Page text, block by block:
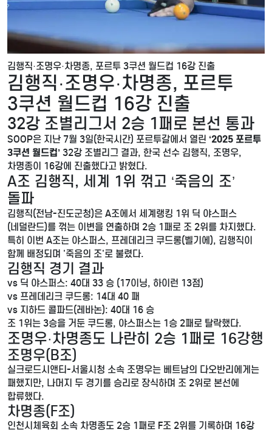
김행직·조명우·차명종, 포르투 3쿠션 월드컵 16강 진출
김행직·조명우·차명종, 포르투
3쿠션 월드컵 16강 진출
32강 조별리그서 2승 1패로 본선 통과
SOOP은 지난 7월 3일(한국시간) 포르투갈에서 열린 ‘2025 포르투
3쿠션 월드컵’ 32강 조별리그 결과, 한국 선수 김행직, 조명우,
차명종이 16강에 진출했다고 밝혔다.
A조 김행직, 세계 1위 꺾고 ‘죽음의 조’
돌파
김행직(전남-진도군청)은 A조에서 세계랭킹 1위 딕 야스퍼스
(네덜란드)를 꺾는 이변을 연출하며 2승 1패로 조 2위를 차지했다.
특히 이번 A조는 야스퍼스, 프레데리크 쿠드롱(벨기에), 김행직이
함께 배정되며 '죽음의 조'로 불렸다.
김행직 경기 결과
vs 딕 야스퍼스: 40대 33 승 (17이닝, 하이런 13점)
vs 프레데리크 쿠드롱: 14대 40 패
vs 지하드 콜파드(레바논): 40대 16 승
조 1위는 3승을 거둔 쿠드롱, 야스퍼스는 1승 2패로 탈락했다.
조명우·차명종도 나란히 2승 1패로 16강행
조명우(B조)
실크로드시앤티-서울시청 소속 조명우는 베트남의 다오반리에게는
패했지만, 나머지 두 경기를 승리로 장식하며 조 2위로 본선에
합류했다.
차명종(F조)
인천시체육회 소속 차명종도 2승 1패로 F조 2위를 기록하며 16강